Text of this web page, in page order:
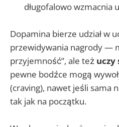
długofalowo wzmacnia
Dopamina bierze udział w
przewidywania nagrody —
przyjemność”, ale też uczy
pewne bodźce mogą
(craving), nawet jeśli sama
tak jak na początku.